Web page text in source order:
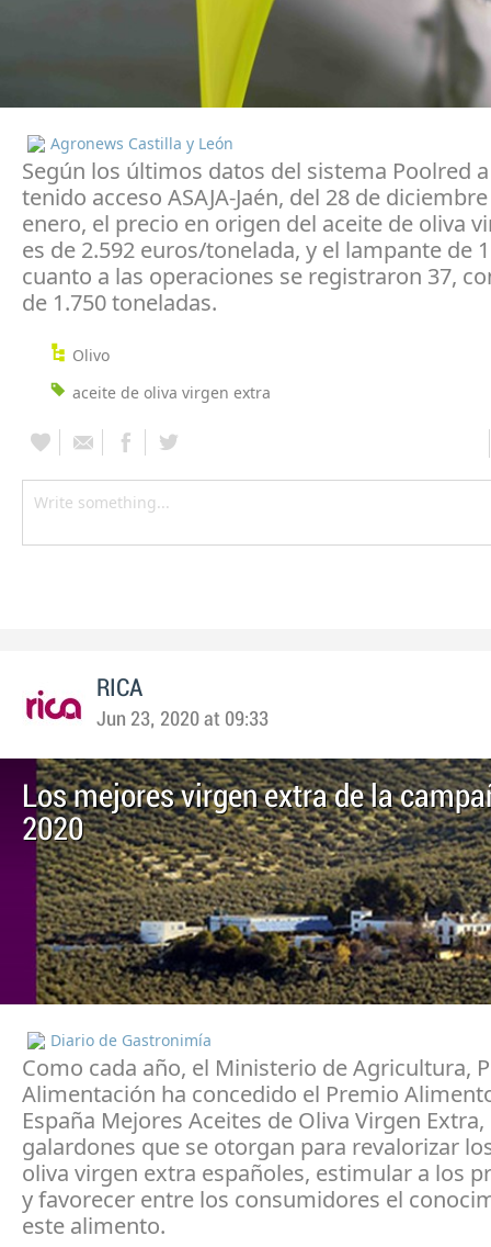
Agronews Castilla y León
Según los últimos datos del sistema Poolred
tenido acceso ASAJA-Jaén, del 28 de
enero, el precio en origen del aceite de oliva
es de 2.592 euros/tonelada, y el lampante de
cuanto a las operaciones se registraron 37,
de 1.750 toneladas.
Olivo
aceite de oliva virgen extra
RICA
Jun 23, 2020 at 09:33
Los mejores virgen extra de la
2020
Diario de Gastronimía
Como cada año, el Ministerio de Agricultura,
Alimentación ha concedido el Premio
España Mejores Aceites de Oliva Virgen
galardones que se otorgan para revalorizar
oliva virgen extra españoles, estimular a los
y favorecer entre los consumidores el
este alimento.